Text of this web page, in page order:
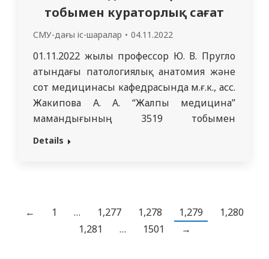
тобымен кураторлық сағат
СМУ-дағы іс-шаралар 04.11.2022
01.11.2022 жылы профессор Ю. В. Пругло
атындағы патологиялық анатомия және
сот медицинасы кафедрасында м.ғ.к., асс.
Жакипова А. А. “Жалпы медицина”
мамандығының 3519 тобымен
кураторлық сағатын өткізді. Кураторлық
ережелерімен танысу” тақырыптарына
арналған. Экологиялық мәселелер,
Details
← 1 … 1,277 1,278 1,279
1,280
1,281
… 1501 →